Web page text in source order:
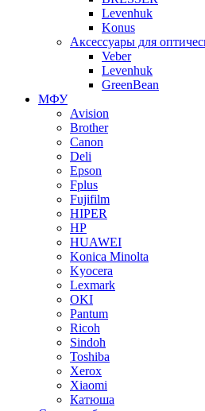
Levenhuk
Konus
Аксессуары для
Veber
Levenhuk
GreenBean
МФУ
Avision
Brother
Canon
Deli
Epson
Fplus
Fujifilm
HIPER
HP
HUAWEI
Konica Minolta
Kyocera
Lexmark
OKI
Pantum
Ricoh
Sindoh
Toshiba
Xerox
Xiaomi
Катюша